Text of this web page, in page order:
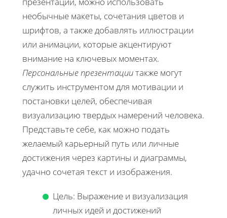
необычные макеты, сочетания цветов и
шрифтов, а также добавлять иллюстрации
или анимации, которые акцентируют
внимание на ключевых моментах.
Персональные презентациитакже могут
служить инструментом для мотивации и
постановки целей, обеспечивая
визуализацию твердых намерений человека.
Представьте себе, как можно подать
желаемый карьерный путь или личные
достижения через картины и диаграммы,
удачно сочетая текст и изображения.
Цель: Выражение и визуализация
личных идей и достижений